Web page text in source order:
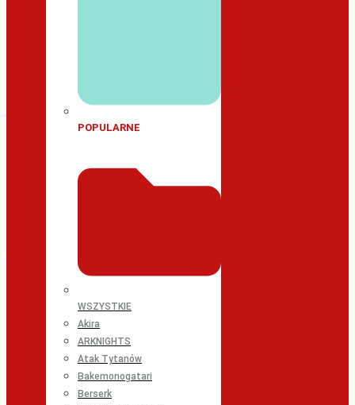
POPULARNE
WSZYSTKIE
Akira
ARKNIGHTS
Atak Tytanów
Bakemonogatari
Berserk